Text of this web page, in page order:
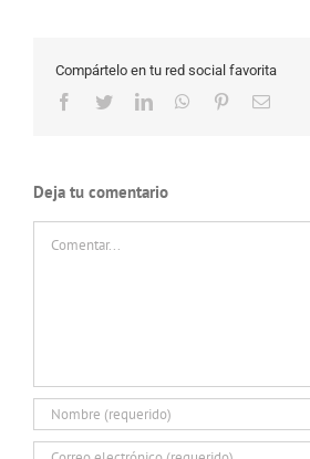
Compártelo en tu red social favorita
Facebook
TwitterLinkedInWhatsApp
PinterestCorreo
Deja tu comentario